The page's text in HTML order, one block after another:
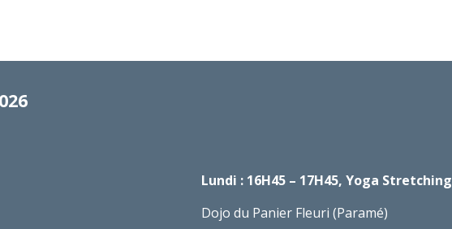
6
Lundi : 16H45 – 17H45, Yoga Stretching
Dojo du Panier Fleuri (Paramé)